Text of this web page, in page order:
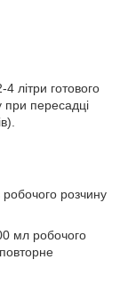
літри готового
при пересадці
робочого розчину
мл робочого